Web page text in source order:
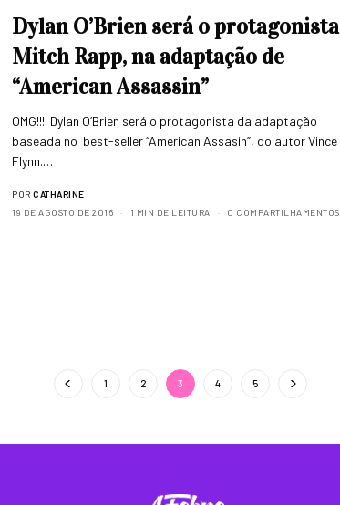
Dylan O’Brien será o protagonista
Mitch Rapp, na adaptação de
“American Assassin”
OMG!!!! Dylan O’Brien será o protagonista da adaptação
baseada no best-seller “American Assasin”, do autor Vince
Flynn.…
POR CATHARINE
19 DE AGOSTO DE 2016
1 MIN DE LEITURA 0 COMPARTILHAMENTOS
1 2 3 4 5